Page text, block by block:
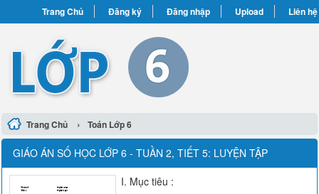
Trang Chủ Đăng ký Đăng nhập Upload Liên hệ
Trang Chủ › Toán Lớp 6
GIÁO ÁN SỐ HỌC LỚP 6 - TUẦN 2, TIẾT 5: LUYỆN TẬP
I. Mục tiêu :